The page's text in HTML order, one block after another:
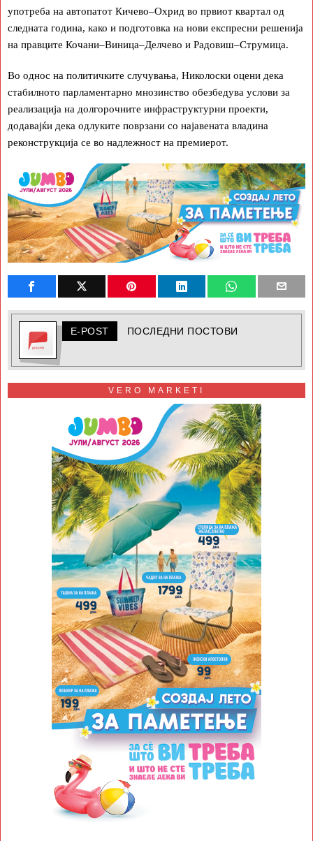
употреба на автопатот Кичево–Охрид во првиот квартал од
следната година, како и подготовка на нови експресни решенија
на правците Кочани–Виница–Делчево и Радовиш–Струмица.
Во однос на политичките случувања, Николоски оцени дека
стабилното парламентарно мнозинство обезбедува услови за
реализација на долгорочните инфраструктурни проекти,
додавајќи дека одлуките поврзани со најавената владина
реконструкција се во надлежност на премиерот.
E-POST ПОСЛЕДНИ ПОСТОВИ
VERO MARKETI